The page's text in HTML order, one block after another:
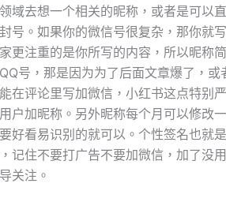
域去想一个相关的昵称，或者是可以
号。如果你的微信号很复杂，那你就
更注重的是你所写的内容，所以昵称
号，那是因为为了后面文章爆了，
在评论里写加微信，小红书这点特别
户加昵称。另外昵称每个月可以修改
好看易识别的就可以。个性签名也就
记住不要打广告不要加微信，加了没
关注。